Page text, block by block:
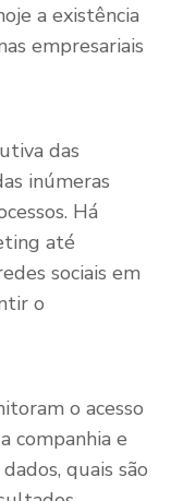
a existência
empresariais
das
inúmeras
Há
até
sociais em
o
o acesso
companhia e
quais são